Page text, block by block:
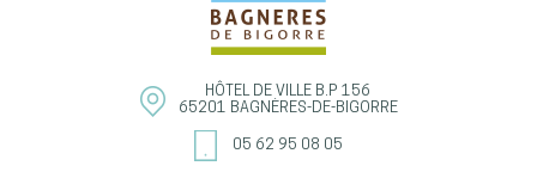
HÔTEL DE VILLE B.P 156
65201 BAGNÈRES-DE-BIGORRE
05 62 95 08 05